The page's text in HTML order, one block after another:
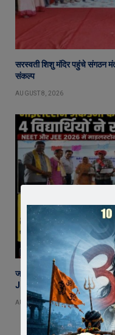
सरस्वती शिशु मंदिर पहुंचे संगठन
संकल्प
AUGUST 8, 2026
जावरा की माइलस्टोन अकैडमी
JEE में चयनित
AUGUST 7, 2026